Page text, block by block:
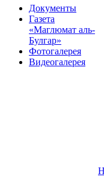
Документы
Газета
«Маглюмат аль-
Булгар»
Фотогалерея
Видеогалерея